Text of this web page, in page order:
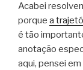
Acabei
porque a
é tão
anotação
aqui, pensei